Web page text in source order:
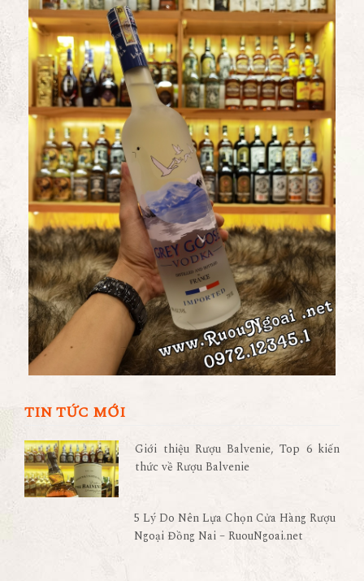
TIN TỨC MỚI
Giới thiệu Rượu Balvenie, Top 6 kiến
thức về Rượu Balvenie
5 Lý Do Nên Lựa Chọn Cửa Hàng Rượu
Ngoại Đồng Nai – RuouNgoai.net